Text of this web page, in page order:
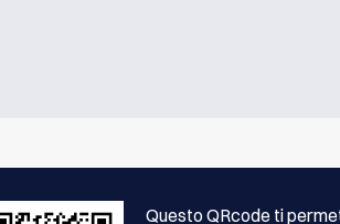
Questo QRcode ti